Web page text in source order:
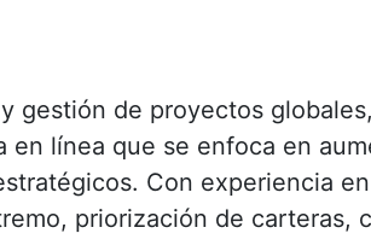
gestión de proyectos
en línea que se enfoca en
Con experiencia
priorización de carteras,